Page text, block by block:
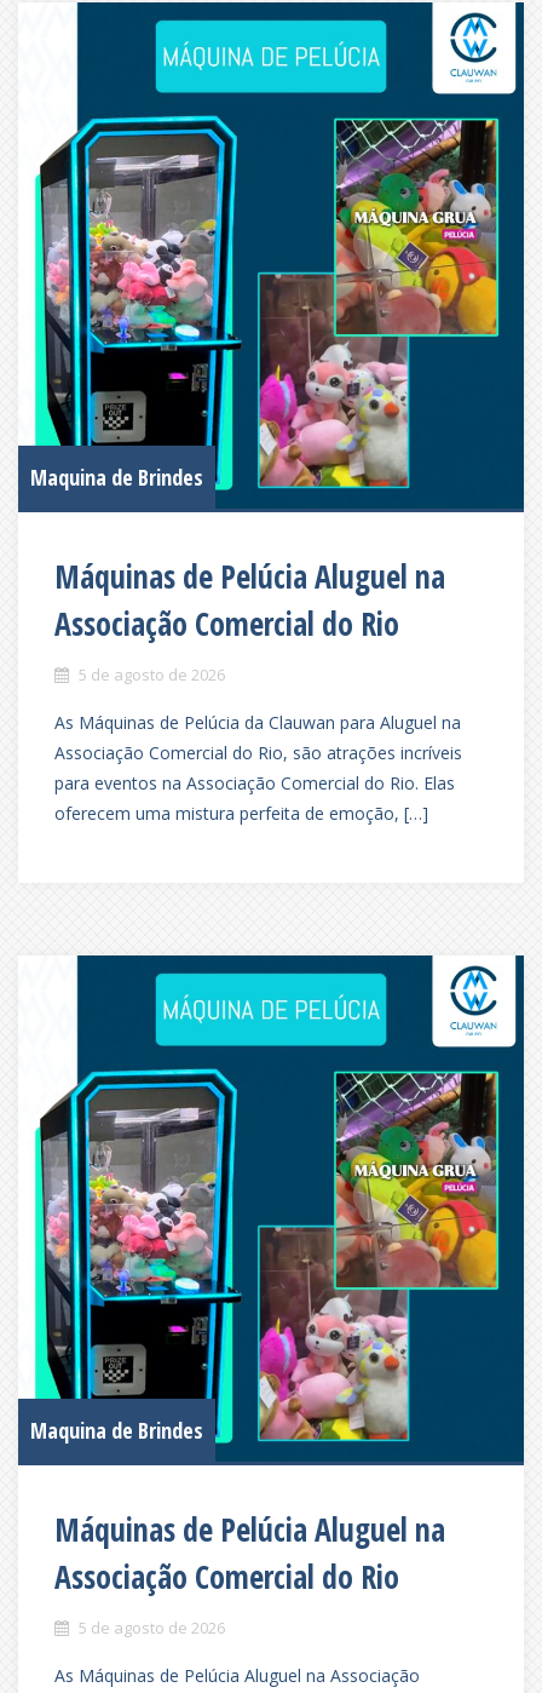
Maquina de Brindes
Máquinas de Pelúcia Aluguel na
Associação Comercial do Rio
5 de agosto de 2026
As Máquinas de Pelúcia da Clauwan para Aluguel na
Associação Comercial do Rio, são atrações incríveis
para eventos na Associação Comercial do Rio. Elas
oferecem uma mistura perfeita de emoção, […]
Maquina de Brindes
Máquinas de Pelúcia Aluguel na
Associação Comercial do Rio
5 de agosto de 2026
As Máquinas de Pelúcia Aluguel na Associação